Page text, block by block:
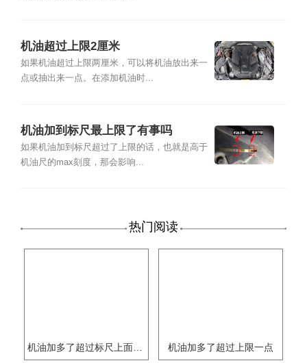
机油超过上限2厘米
如果机油超过上限两厘米，可以将机油放出来一
点或抽出来一点。在添加机油时...
机油加到标尺最上限了有事吗
如果机油加到标尺超过了上限的话，也就是高于
机油尺的max刻度，那会影响...
热门阅读
机油加多了超过上限一点